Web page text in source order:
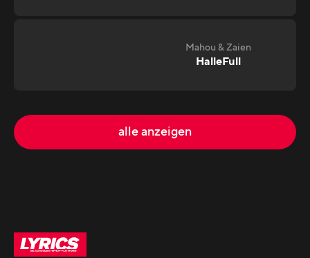
Mahou & Zaien
HalleFull
alle anzeigen